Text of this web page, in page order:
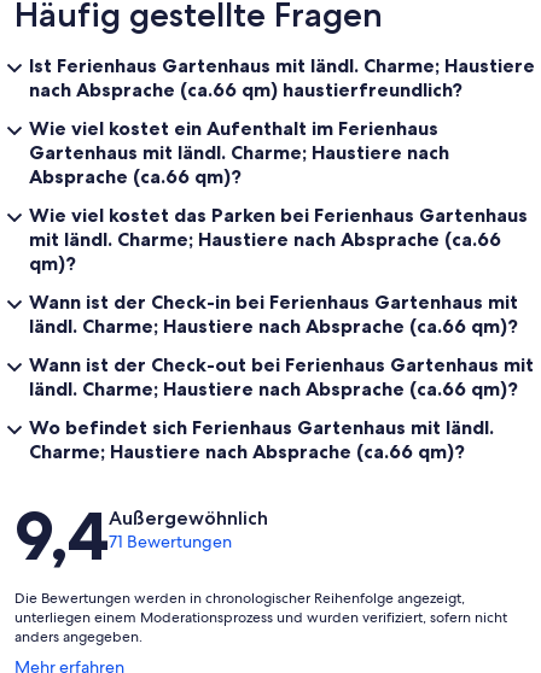
Häufig gestellte Fragen
Ist Ferienhaus Gartenhaus mit ländl. Charme; Haustiere
nach Absprache (ca.66 qm) haustierfreundlich?
Wie viel kostet ein Aufenthalt im Ferienhaus
Gartenhaus mit ländl. Charme; Haustiere nach
Absprache (ca.66 qm)?
Wie viel kostet das Parken bei Ferienhaus Gartenhaus
mit ländl. Charme; Haustiere nach Absprache (ca.66
qm)?
Wann ist der Check-in bei Ferienhaus Gartenhaus mit
ländl. Charme; Haustiere nach Absprache (ca.66 qm)?
Wann ist der Check-out bei Ferienhaus Gartenhaus mit
ländl. Charme; Haustiere nach Absprache (ca.66 qm)?
Wo befindet sich Ferienhaus Gartenhaus mit ländl.
Charme; Haustiere nach Absprache (ca.66 qm)?
Bewertungen
9,4Außergewöhnlich
71 Bewertungen
Die Bewertungen werden in chronologischer Reihenfolge angezeigt,
unterliegen einem Moderationsprozess und wurden verifiziert, sofern nicht
anders angegeben.
Mehr erfahren
Wird